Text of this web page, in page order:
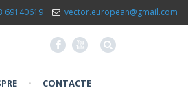
69140619 vector.european@gmail.com
F X
• CONTACTE